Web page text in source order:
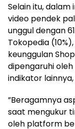
Selain itu,
video pendek
unggul dengan
Tokopedia
keunggulan
dipengaruhi
indikator
”Beragamnya
saat mengukur
oleh platform